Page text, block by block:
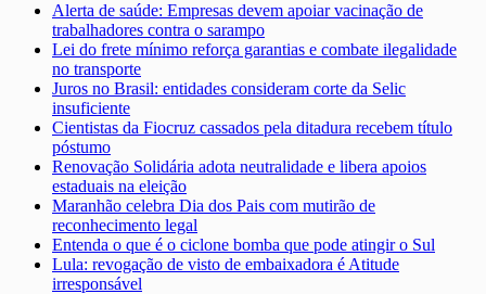
Alerta de saúde: Empresas devem apoiar vacinação de
trabalhadores contra o sarampo
Lei do frete mínimo reforça garantias e combate ilegalidade
no transporte
Juros no Brasil: entidades consideram corte da Selic
insuficiente
Cientistas da Fiocruz cassados pela ditadura recebem título
póstumo
Renovação Solidária adota neutralidade e libera apoios
estaduais na eleição
Maranhão celebra Dia dos Pais com mutirão de
reconhecimento legal
Entenda o que é o ciclone bomba que pode atingir o Sul
Lula: revogação de visto de embaixadora é Atitude
irresponsável